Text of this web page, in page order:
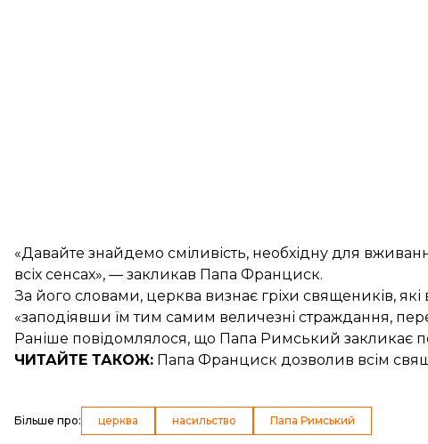
«Давайте знайдемо сміливість, необхідну для
всіх сенсах», — закликав Папа Франциск.
За його словами, церква визнає гріхи священиків,
«заподіявши їм тим самим величезні страждання,
Раніше повідомлялося, що Папа Римський закликає
ЧИТАЙТЕ ТАКОЖ: Папа Франциск дозволив всім
Більше про: церква насильство Папа Римський